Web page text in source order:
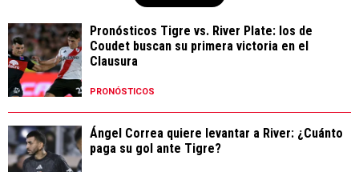
Pronósticos Tigre vs. River Plate: los de
Coudet buscan su primera victoria en el
Clausura
PRONÓSTICOS
Ángel Correa quiere levantar a River: ¿Cuánto
paga su gol ante Tigre?